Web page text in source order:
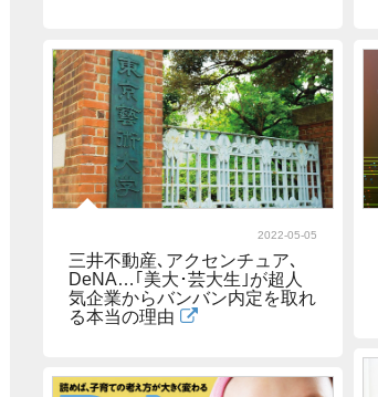
2022-05-05
三井不動産､アクセンチュア､
DeNA…｢美大･芸大生｣が超人
気企業からバンバン内定を取れ
る本当の理由